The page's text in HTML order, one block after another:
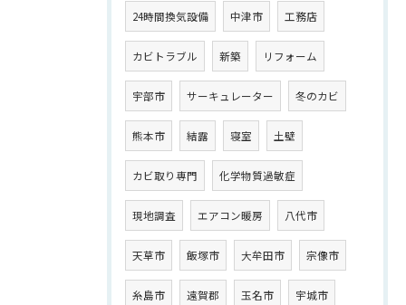
24時間換気設備 中津市 工務店
カビトラブル 新築 リフォーム
宇部市 サーキュレーター 冬のカビ
熊本市 結露 寝室 土壁
カビ取り専門 化学物質過敏症
現地調査 エアコン暖房 八代市
天草市 飯塚市 大牟田市 宗像市
糸島市 遠賀郡 玉名市 宇城市